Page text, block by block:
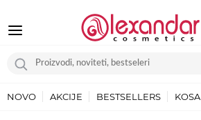
NOVO AKCIJE BESTSELLERS KOSA